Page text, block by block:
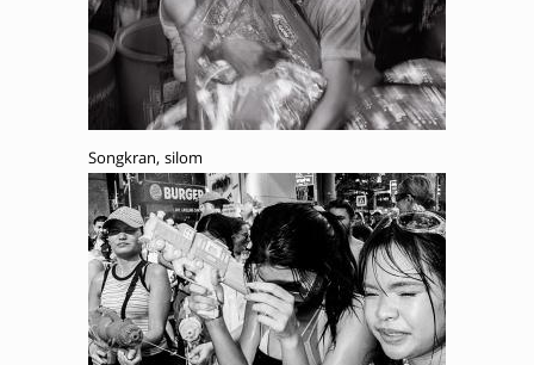
Songkran, silom